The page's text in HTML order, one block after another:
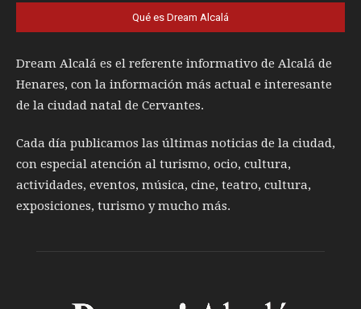
Qué es Dream Alcalá
Dream Alcalá es el referente informativo de Alcalá de
Henares, con la información más actual e interesante
de la ciudad natal de Cervantes.
Cada día publicamos las últimas noticias de la ciudad,
con especial atención al turismo, ocio, cultura,
actividades, eventos, música, cine, teatro, cultura,
exposiciones, turismo y mucho más.